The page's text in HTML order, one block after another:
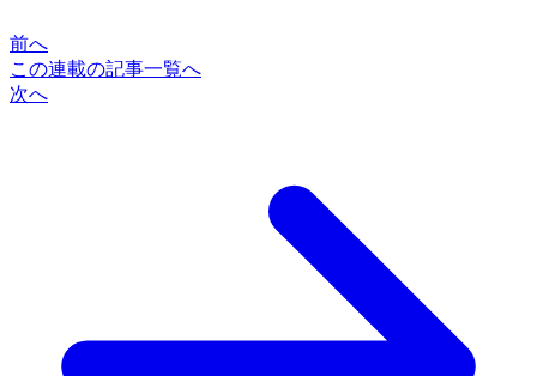
前へ
この連載の記事一覧へ
次へ